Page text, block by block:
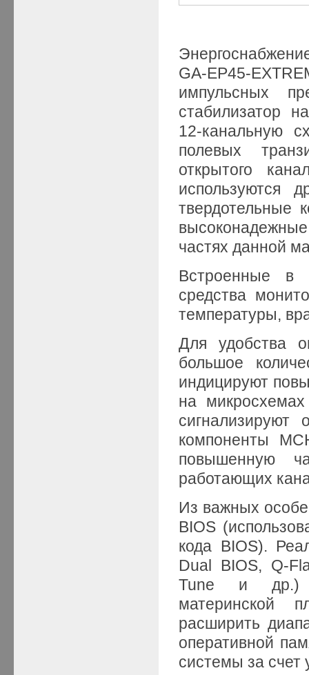
GA-EP45-
импульсных
стабилизатор
12-канальную
полевых
открытого
используются
твердотельные
частях данной
Встроенные в
средства
температуры,
Для удобства
большое
индицируют
на
компоненты
повышенную
работающих
Из важных
BIOS
кода BIOS).
Dual BIOS, Q-
Tune и др.)
материнской
расширить
оперативной
системы за счет